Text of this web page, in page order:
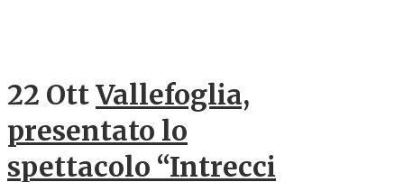
22 OttVallefoglia,
presentato lo
spettacolo “Intrecci